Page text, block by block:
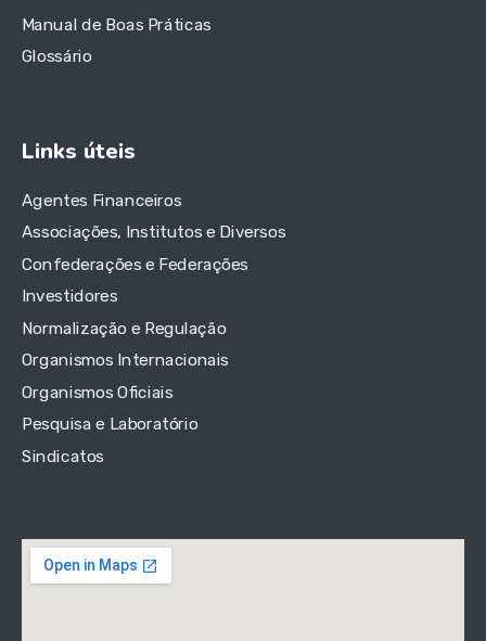
Manual de Boas Práticas
Glossário
Links úteis
Agentes Financeiros
Associações, Institutos e Diversos
Confederações e Federações
Investidores
Normalização e Regulação
Organismos Internacionais
Organismos Oficiais
Pesquisa e Laboratório
Sindicatos